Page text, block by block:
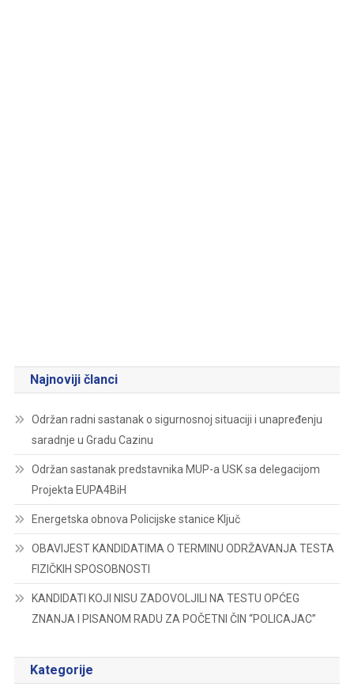
Najnoviji članci
Održan radni sastanak o sigurnosnoj situaciji i unapređenju
saradnje u Gradu Cazinu
Održan sastanak predstavnika MUP-a USK sa delegacijom
Projekta EUPA4BiH
Energetska obnova Policijske stanice Ključ
OBAVIJEST KANDIDATIMA O TERMINU ODRŽAVANJA TESTA
FIZIČKIH SPOSOBNOSTI
KANDIDATI KOJI NISU ZADOVOLJILI NA TESTU OPĆEG
ZNANJA I PISANOM RADU ZA POČETNI ČIN “POLICAJAC”
Kategorije